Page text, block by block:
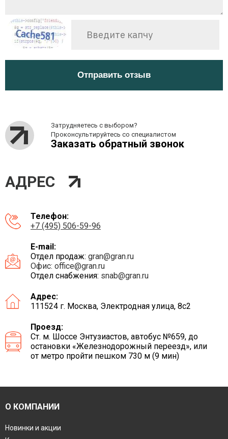
Отправить отзыв
Затрудняетесь с выбором?
Проконсультируйтесь со специалистом
Заказать обратный звонок
АДРЕС
Телефон:
+7 (495) 506-59-96
E-mail:
Отдел продаж: gran@gran.ru
Офис: office@gran.ru
Отдел снабжения: snab@gran.ru
Адрес:
111524 г. Москва, Электродная улица, 8с2
Проезд:
Ст. м. Шоссе Энтузиастов, автобус №659, до
остановки «Железнодорожный переезд», или
от метро пройти пешком 730 м (9 мин)
О КОМПАНИИ
Новинки и акции